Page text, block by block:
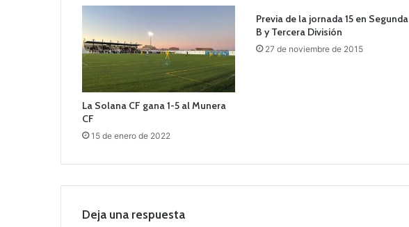
La Solana CF gana 1-5 al Munera
CF
15 de enero de 2022
Previa de la jornada 15 en Segunda
B y Tercera División
27 de noviembre de 2015
Deja una respuesta